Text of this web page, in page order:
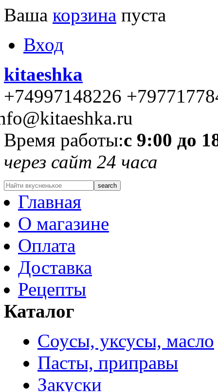
Ваша корзина пуста
Вход
kitaeshka
+74997148226
Время работы:с 9:00 до
через сайт 24 часа
Главная
О магазине
Оплата
Доставка
Рецепты
Каталог
Соусы, уксусы, масло
Пасты, приправы
Закуски